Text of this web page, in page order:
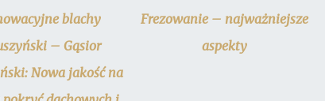
blachy
– Gąsior
Nowa jakość na
Frezowanie – najważniejsze
aspekty